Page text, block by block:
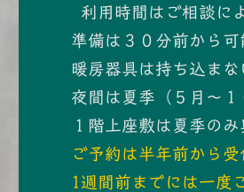
利用時間はご相談に
準備は３０分前から可
暖房器具は持ち込ま
夜間は夏季（５月～１
１階上座敷は夏季の
ご予約は半年前から
1週間前までには一度